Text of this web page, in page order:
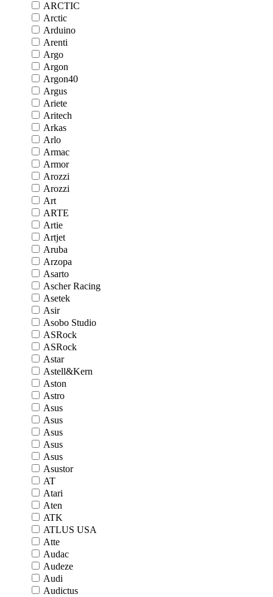
ARCTIC
Arctic
Arduino
Arenti
Argo
Argon
Argon40
Argus
Ariete
Aritech
Arkas
Arlo
Armac
Armor
Arozzi
Arozzi
Art
ARTE
Artie
Artjet
Aruba
Arzopa
Asarto
Ascher Racing
Asetek
Asir
Asobo Studio
ASRock
ASRock
Astar
Astell&Kern
Aston
Astro
Asus
Asus
Asus
Asus
Asus
Asustor
AT
Atari
Aten
ATK
ATLUS USA
Atte
Audac
Audeze
Audi
Audictus